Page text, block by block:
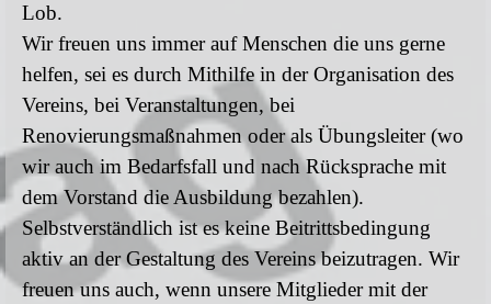
Lob.
Wir freuen uns immer auf Menschen die uns gerne
helfen, sei es durch Mithilfe in der Organisation des
Vereins, bei Veranstaltungen, bei
Renovierungsmaßnahmen oder als Übungsleiter (wo
wir auch im Bedarfsfall und nach Rücksprache mit
dem Vorstand die Ausbildung bezahlen).
Selbstverständlich ist es keine Beitrittsbedingung
aktiv an der Gestaltung des Vereins beizutragen. Wir
freuen uns auch, wenn unsere Mitglieder mit der